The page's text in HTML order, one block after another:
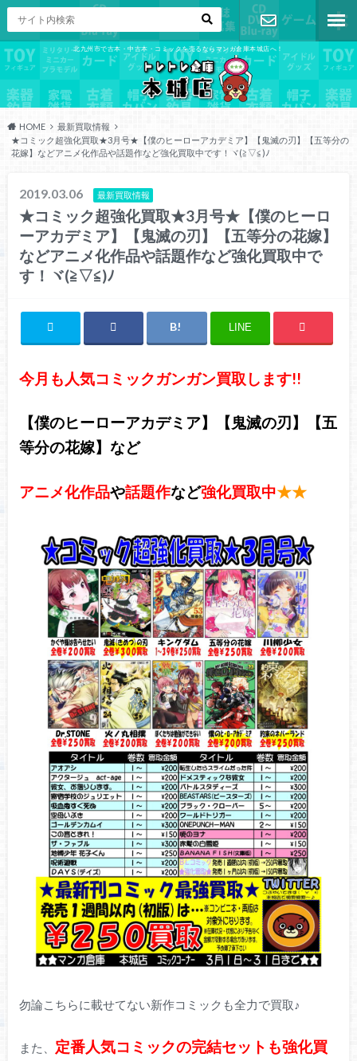
北九州市で古本・中古本・コミックを売るならマンガ倉庫本城店へ！
お問い合わ
せ
HOME
最新買取情報
★コミック超強化買取★3月号★【僕のヒーローアカデミア】【鬼滅の刃】【五等分の
花嫁】などアニメ化作品や話題作など強化買取中です！ヾ(≧▽≦)ﾉ
2019.03.06 最新買取情報
★コミック超強化買取★3月号★【僕のヒーロ
ーアカデミア】【鬼滅の刃】【五等分の花嫁】
などアニメ化作品や話題作など強化買取中で
す！ヾ(≧▽≦)ﾉ
LINE
今月も人気コミックガンガン買取します!!
【僕のヒーローアカデミア】【鬼滅の刃】【五
等分の花嫁】など
アニメ化作品や話題作など強化買取中★★
勿論こちらに載せてない新作コミックも全力で買取♪
また、 定番人気コミックの完結セットも強化買